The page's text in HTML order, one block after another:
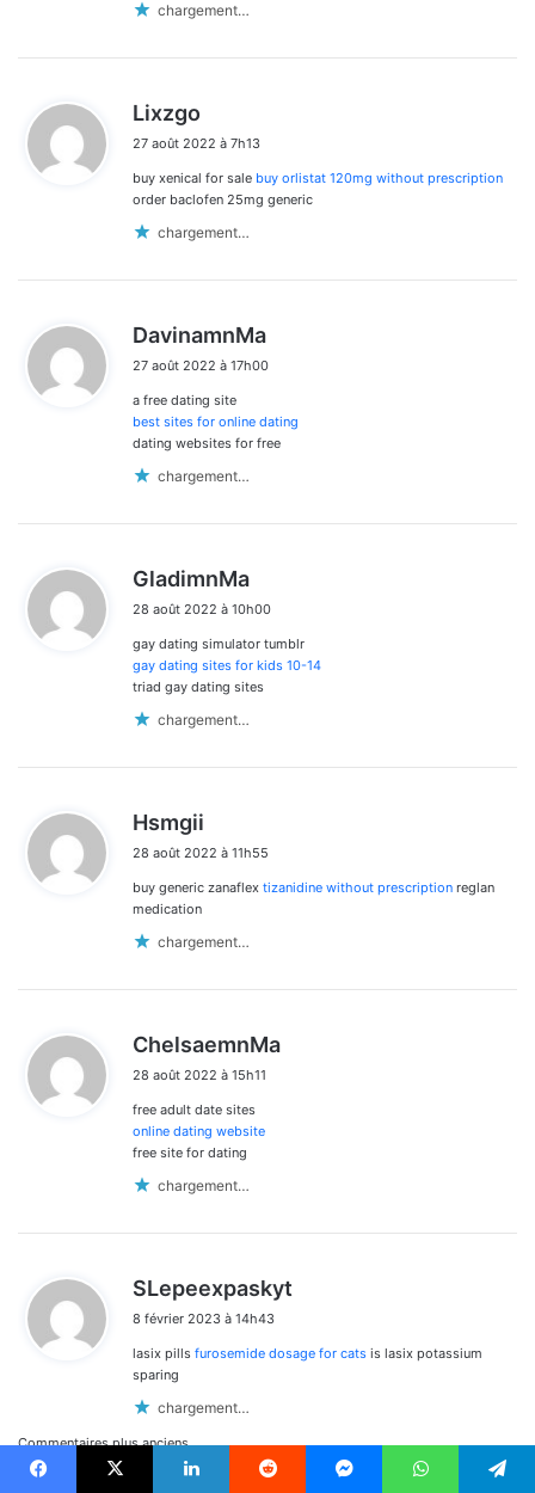
chargement…
Lixzgo
t
:
27 août 2022 à 7h13
buy xenical for sale buy orlistat 120mg without prescription
order baclofen 25mg generic
chargement…
DavinamnMa
t
:
27 août 2022 à 17h00
a free dating site
best sites for online dating
dating websites for free
chargement…
GladimnMa
t
:
28 août 2022 à 10h00
gay dating simulator tumblr
gay dating sites for kids 10-14
triad gay dating sites
chargement…
Hsmgii
t
28 août 2022 à 11h55
buy generic zanaflex tizanidine without prescription reglan
medication
chargement…
ChelsaemnMa
28 août 2022 à 15h11
free adult date sites
online dating website
free site for dating
chargement…
SLepeexpaskyt
8 février 2023 à 14h43
lasix pills furosemide dosage for cats is lasix potassium
sparing
chargement…
Navigation
Commentaires plus anciens